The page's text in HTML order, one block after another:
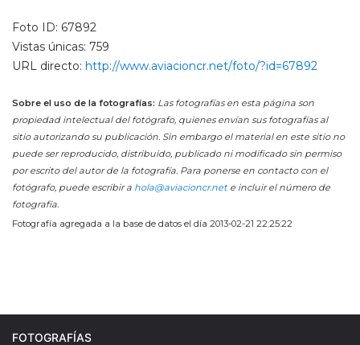
Foto ID: 67892
Vistas únicas: 759
URL directo: http://www.aviacioncr.net/foto/?id=67892
Sobre el uso de la fotografías: Las fotografías en esta página son
propiedad intelectual del fotógrafo, quienes envían sus fotografías al
sitio autorizando su publicación. Sin embargo el material en este sitio no
puede ser reproducido, distribuido, publicado ni modificado sin permiso
por escrito del autor de la fotografía. Para ponerse en contacto con el
fotógrafo, puede escribir a hola@aviacioncr.nete incluir el número de
fotografía.
Fotografía agregada a la base de datos el día 2013-02-21 22:25:22
FOTOGRAFÍAS